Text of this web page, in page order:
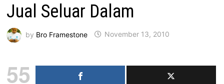
Jual Seluar Dalam
by Bro Framestone November 13, 2010
55